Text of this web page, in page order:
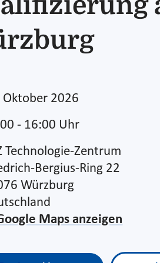
Oktober 2026
- 16:00 Uhr
Technologie-Zentrum
Bergius-Ring 22
Würzburg
Maps anzeigen